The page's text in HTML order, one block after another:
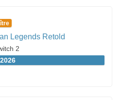
Legends Retold
2